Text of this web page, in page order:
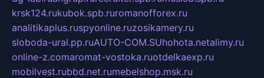
krsk124.rukubok.spb.ruromanofforex.ru
analitikaplus.ruspyonline.ruzosikamery.ru
sloboda-ural.pp.ruAUTO-COM.SUhohota.netalimy.ru
online-z.comaromat-vostoka.ruotdelkaexp.ru
mobilvest.rubbd.net.rumebelshop.msk.ru